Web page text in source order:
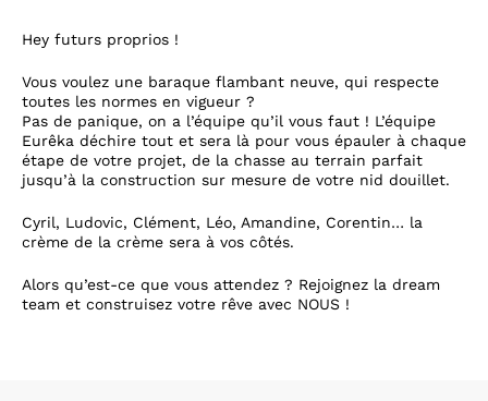
Hey futurs proprios !
Vous voulez une baraque flambant neuve, qui respecte
toutes les normes en vigueur ?
Pas de panique, on a l’équipe qu’il vous faut ! L’équipe
Eurêka déchire tout et sera là pour vous épauler à chaque
étape de votre projet, de la chasse au terrain parfait
jusqu’à la construction sur mesure de votre nid douillet.
Cyril, Ludovic, Clément, Léo, Amandine, Corentin… la
crème de la crème sera à vos côtés.
Alors qu’est-ce que vous attendez ? Rejoignez la dream
team et construisez votre rêve avec NOUS !